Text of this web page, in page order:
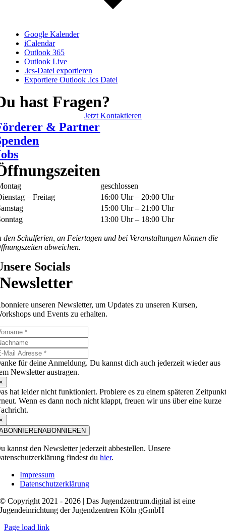
Google Kalender
iCalendar
Outlook 365
Outlook Live
.ics-Datei exportieren
Exportiere Outlook .ics Datei
hast Fragen?
Jetzt Kontaktieren
& Partner
geschlossen
– Freitag
16:00 Uhr – 20:00 Uhr
15:00 Uhr – 21:00 Uhr
13:00 Uhr – 18:00 Uhr
den Schulferien, an Feiertagen und bei Veranstaltungen können die
abweichen.
Socials
Newsletter
unseren Newsletter, um Updates zu unseren Kursen,
und Events zu erhalten.
für deine Anmeldung. Du kannst dich auch jederzeit wieder aus
Newsletter austragen.
hat leider nicht funktioniert. Probiere es zu einem späteren
Wenn es dann noch nicht klappt, freuen wir uns über eine kurze
ABONNIEREN
kannst den Newsletter jederzeit abbestellen. Unsere
findest duhier.
Impressum
Datenschutzerklärung
© Copyright 2021 - 2026 | Das Jugendzentrum.digital ist eine
Jugendeinrichtung der Jugendzentren Köln gGmbH
Page load link